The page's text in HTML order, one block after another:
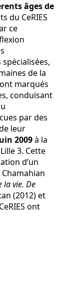
âges de
du CeRIES
ce
de la
marqués
conduisant
par des
leur
2009à la
3. Cette
d’un
la vie. De
(2012)et
ont